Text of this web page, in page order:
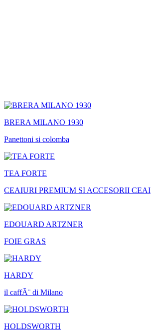
BRERA MILANO 1930
Panettoni si colomba
TEA FORTE
CEAIURI PREMIUM SI ACCESORII CEAI
EDOUARD ARTZNER
FOIE GRAS
HARDY
il caffÃ¨ di Milano
HOLDSWORTH